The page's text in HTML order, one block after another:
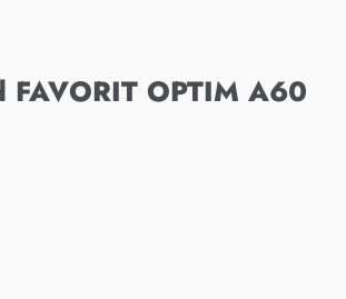
OPTIM A60